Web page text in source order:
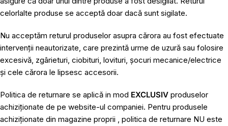
celorlalte produse se acceptă doar dacă sunt sigilate.
Nu acceptăm returul produselor asupra cărora au fost efectuate
intervenții neautorizate, care prezintă urme de uzură sau folosire
excesivă, zgârieturi, ciobituri, lovituri, șocuri mecanice/electrice
și cele cărora le lipsesc accesorii.
Politica de returnare se aplică in mod EXCLUSIV produselor
achiziționate de pe website-ul companiei. Pentru produsele
achiziționate din magazine proprii , politica de returnare NU este